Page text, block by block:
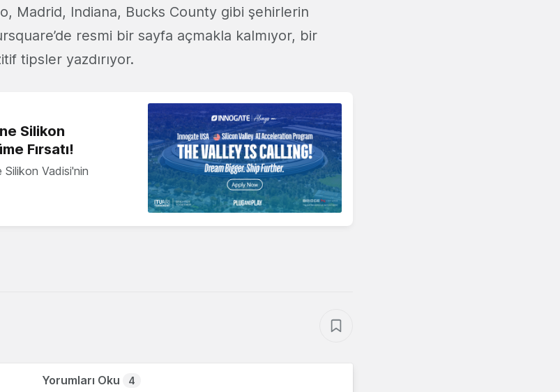
Madrid, Indiana, Bucks County gibi şehirlerin
resmi bir sayfa açmakla kalmıyor, bir
tipsler yazdırıyor.
Silikon
Fırsatı!
Vadisi'nin
Yorumları Oku 4